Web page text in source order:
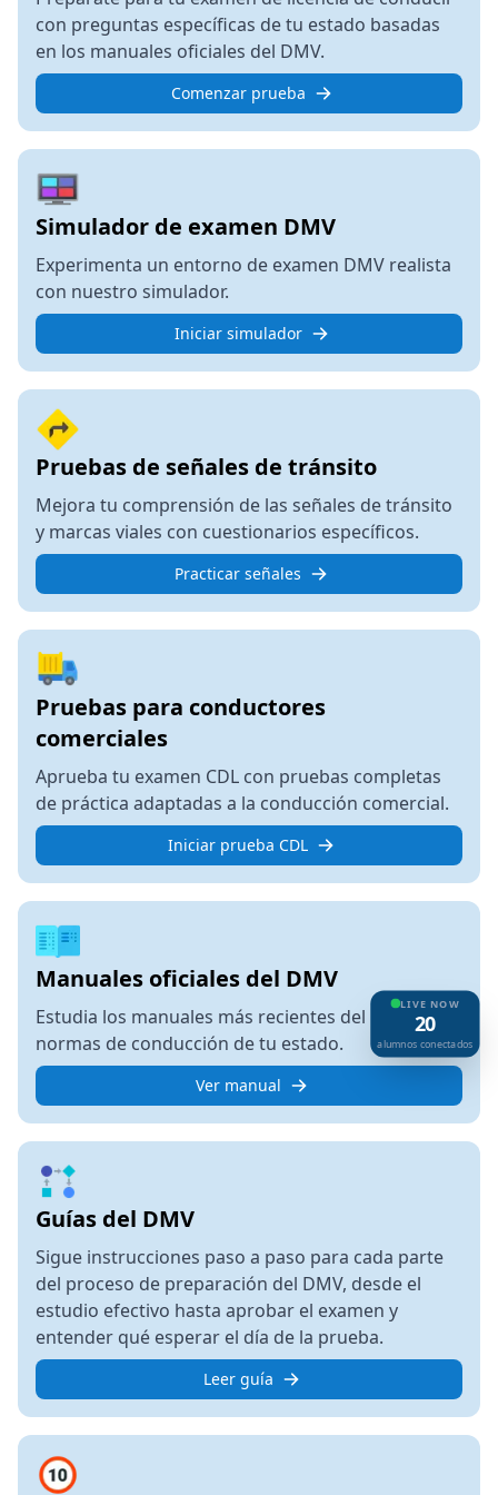
LIVE NOW
20
alumnos conectados
con preguntas específicas de tu estado basadas
en los manuales oficiales del DMV.
Comenzar prueba
Simulador de examen DMV
Experimenta un entorno de examen DMV realista
con nuestro simulador.
Iniciar simulador
Pruebas de señales de tránsito
Mejora tu comprensión de las señales de tránsito
y marcas viales con cuestionarios específicos.
Practicar señales
Pruebas para conductores
comerciales
Aprueba tu examen CDL con pruebas completas
de práctica adaptadas a la conducción comercial.
Iniciar prueba CDL
Manuales oficiales del DMV
Estudia los manuales más recientes del DMV y las
normas de conducción de tu estado.
Ver manual
Guías del DMV
Sigue instrucciones paso a paso para cada parte
del proceso de preparación del DMV, desde el
estudio efectivo hasta aprobar el examen y
entender qué esperar el día de la prueba.
Leer guía